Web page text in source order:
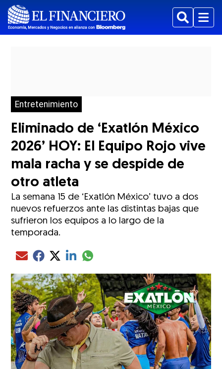
BuscarMenu
Entretenimiento
Eliminado de ‘Exatlón México
2026’ HOY: El Equipo Rojo vive
mala racha y se despide de
otro atleta
La semana 15 de ‘Exatlón México’ tuvo a dos
nuevos refuerzos ante las distintas bajas que
sufrieron los equipos a lo largo de la
temporada.
Compartir el artículo actual mediante Email
Compartir el artículo actual mediante Facebook
Compartir el artículo actual mediante Twitter
Compartir el artículo actual mediante LinkedIn
Compartir el artículo actual mediante